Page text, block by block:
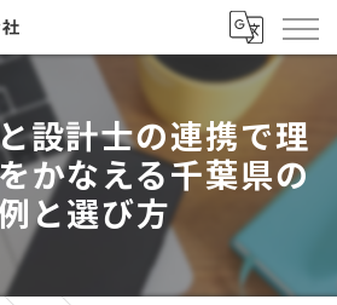
設計士の連携で理
かなえる千葉県の
と選び方